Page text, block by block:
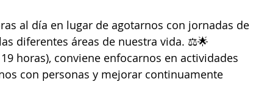
al día en lugar de agotarnos con jornadas de
diferentes áreas de nuestra vida. ⚖️🌟
horas), conviene enfocarnos en actividades
con personas y mejorar continuamente